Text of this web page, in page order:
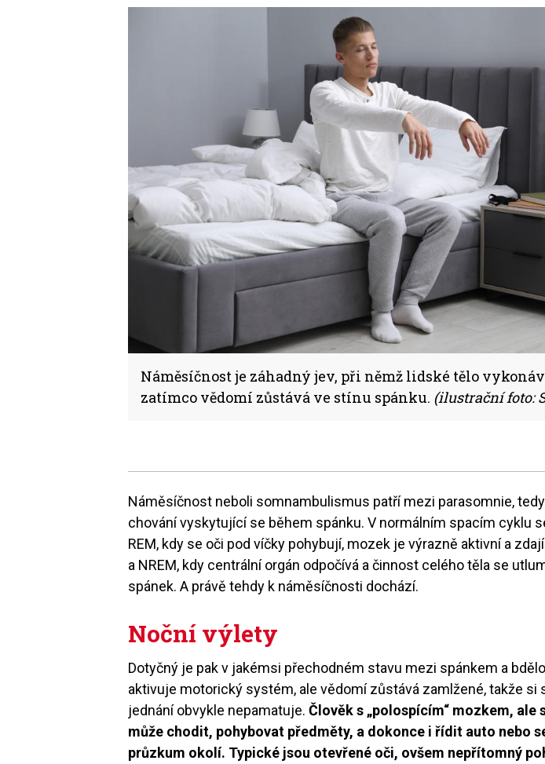
Náměsíčnost je záhadný jev, při němž lidské tělo
zatímco vědomí zůstává ve stínu spánku. (ilustrační foto:
Náměsíčnost neboli somnambulismus patří mezi parasomnie,
chování vyskytující se během spánku. V normálním spacím cyklu
REM, kdy se oči pod víčky pohybují, mozek je výrazně aktivní a
a NREM, kdy centrální orgán odpočívá a činnost celého těla se
spánek. A právě tehdy k náměsíčnosti dochází.
Noční výlety
Dotyčný je pak v jakémsi přechodném stavu mezi spánkem a
aktivuje motorický systém, ale vědomí zůstává zamlžené, takže si
jednání obvykle nepamatuje.Člověk s „polospícím“ mozkem, ale
může chodit, pohybovat předměty, a dokonce i řídit auto nebo
průzkum okolí. Typické jsou otevřené oči, ovšem nepřítomný